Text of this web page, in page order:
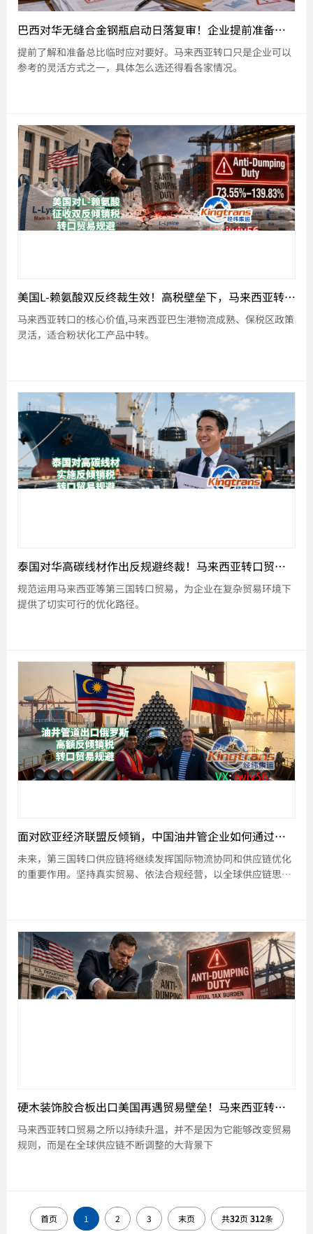
巴西对华无缝合金钢瓶启动日落复审！企业提前准备马来西亚转口的合规路径
提前了解和准备总比临时应对要好。马来西亚转口只是企业可以
参考的灵活方式之一，具体怎么选还得看各家情况。
美国L-赖氨酸双反终裁生效！高税壁垒下，马来西亚转口能否稳住市场份额？
马来西亚转口的核心价值,马来西亚巴生港物流成熟、保税区政策
灵活，适合粉状化工产品中转。
泰国对华高碳线材作出反规避终裁！马来西亚转口贸易助力企业合规优化出口
规范运用马来西亚等第三国转口贸易，为企业在复杂贸易环境下
提供了切实可行的优化路径。
面对欧亚经济联盟反倾销，中国油井管企业如何通过第三国供应链提升国际竞争力？
未来，第三国转口供应链将继续发挥国际物流协同和供应链优化
的重要作用。坚持真实贸易、依法合规经营，以全球供应链思维
硬木装饰胶合板出口美国再遇贸易壁垒！马来西亚转口贸易为何持续升温？
马来西亚转口贸易之所以持续升温，并不是因为它能够改变贸易
规则，而是在全球供应链不断调整的大背景下
首页 1 2 3 末页 共32页 312条